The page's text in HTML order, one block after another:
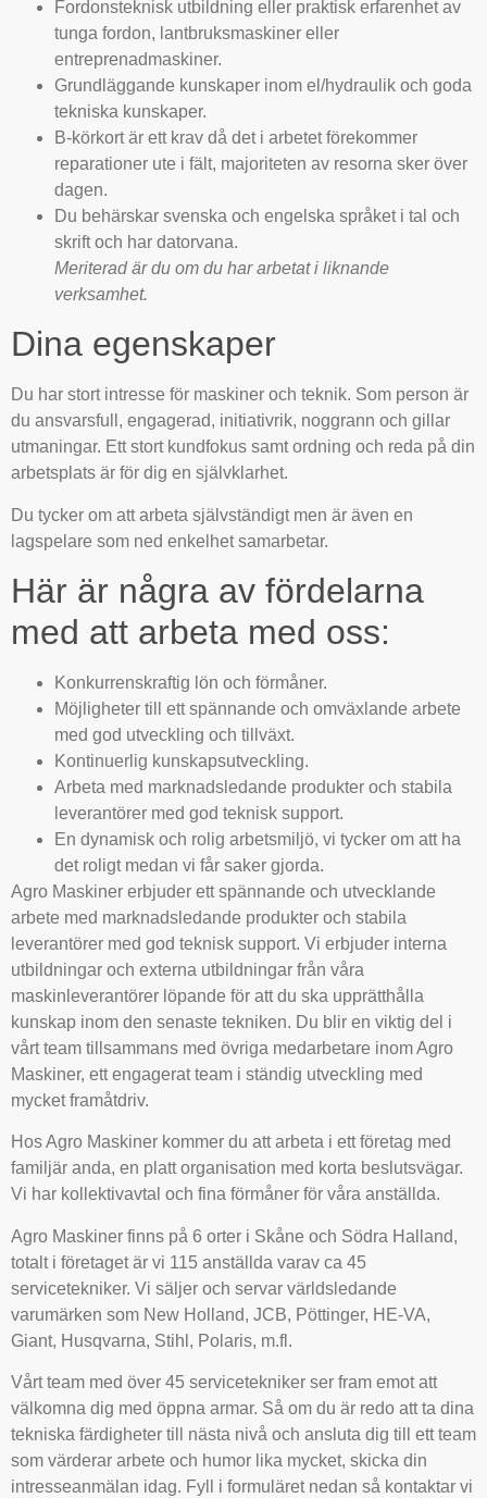
Fordonsteknisk utbildning eller praktisk erfarenhet av
tunga fordon, lantbruksmaskiner eller
entreprenadmaskiner.
Grundläggande kunskaper inom el/hydraulik och goda
tekniska kunskaper.
B-körkort är ett krav då det i arbetet förekommer
reparationer ute i fält, majoriteten av resorna sker över
dagen.
Du behärskar svenska och engelska språket i tal och
skrift och har datorvana.
Meriterad är du om du har arbetat i liknande
verksamhet.
Dina egenskaper
Du har stort intresse för maskiner och teknik. Som person är
du ansvarsfull, engagerad, initiativrik, noggrann och gillar
utmaningar. Ett stort kundfokus samt ordning och reda på din
arbetsplats är för dig en självklarhet.
Du tycker om att arbeta självständigt men är även en
lagspelare som ned enkelhet samarbetar.
Här är några av fördelarna
med att arbeta med oss:
Konkurrenskraftig lön och förmåner.
Möjligheter till ett spännande och omväxlande arbete
med god utveckling och tillväxt.
Kontinuerlig kunskapsutveckling.
Arbeta med marknadsledande produkter och stabila
leverantörer med god teknisk support.
En dynamisk och rolig arbetsmiljö, vi tycker om att ha
det roligt medan vi får saker gjorda.
Agro Maskiner erbjuder ett spännande och utvecklande
arbete med marknadsledande produkter och stabila
leverantörer med god teknisk support. Vi erbjuder interna
utbildningar och externa utbildningar från våra
maskinleverantörer löpande för att du ska upprätthålla
kunskap inom den senaste tekniken. Du blir en viktig del i
vårt team tillsammans med övriga medarbetare inom Agro
Maskiner, ett engagerat team i ständig utveckling med
mycket framåtdriv.
Hos Agro Maskiner kommer du att arbeta i ett företag med
familjär anda, en platt organisation med korta beslutsvägar.
Vi har kollektivavtal och fina förmåner för våra anställda.
Agro Maskiner finns på 6 orter i Skåne och Södra Halland,
totalt i företaget är vi 115 anställda varav ca 45
servicetekniker. Vi säljer och servar världsledande
varumärken som New Holland, JCB, Pöttinger, HE-VA,
Giant, Husqvarna, Stihl, Polaris, m.fl.
Vårt team med över 45 servicetekniker ser fram emot att
välkomna dig med öppna armar. Så om du är redo att ta dina
tekniska färdigheter till nästa nivå och ansluta dig till ett team
som värderar arbete och humor lika mycket, skicka din
intresseanmälan idag. Fyll i formuläret nedan så kontaktar vi